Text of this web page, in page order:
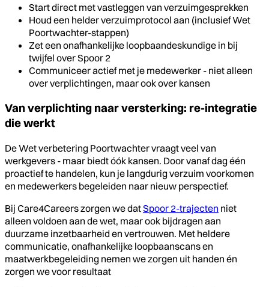
Start direct met vastleggen van verzuimgesprekken
Houd een helder verzuimprotocol aan (inclusief Wet
Poortwachter-stappen)
Zet een onafhankelijke loopbaandeskundige in bij
twijfel over Spoor 2
Communiceer actief met je medewerker - niet alleen
over verplichtingen, maar ook over kansen
Van verplichting naar versterking: re-integratie
die werkt
De Wet verbetering Poortwachter vraagt veel van
werkgevers - maar biedt óók kansen. Door vanaf dag één
proactief te handelen, kun je langdurig verzuim voorkomen
en medewerkers begeleiden naar nieuw perspectief.
Bij Care4Careers zorgen we datSpoor 2-trajecten niet
alleen voldoen aan de wet, maar ook bijdragen aan
duurzame inzetbaarheid en vertrouwen. Met heldere
communicatie, onafhankelijke loopbaanscans en
maatwerkbegeleiding nemen we zorgen uit handen én
zorgen we voor resultaat